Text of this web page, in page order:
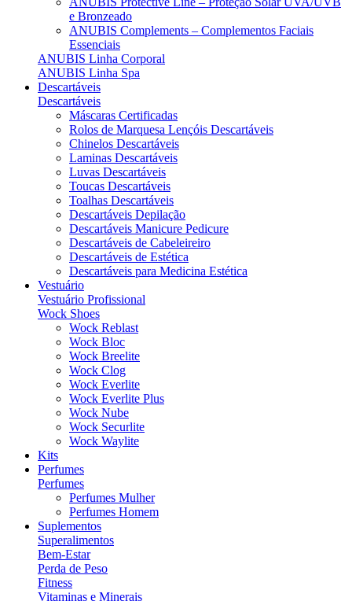
e Bronzeado
ANUBIS Complements – Complementos Faciais
Essenciais
ANUBIS Linha Corporal
ANUBIS Linha Spa
Descartáveis
Descartáveis
Máscaras Certificadas
Rolos de Marquesa Lençóis Descartáveis
Chinelos Descartáveis
Laminas Descartáveis
Luvas Descartáveis
Toucas Descartáveis
Toalhas Descartáveis
Descartáveis Depilação
Descartáveis Manicure Pedicure
Descartáveis de Cabeleireiro
Descartáveis de Estética
Descartáveis para Medicina Estética
Vestuário
Vestuário Profissional
Wock Shoes
Wock Reblast
Wock Bloc
Wock Breelite
Wock Clog
Wock Everlite
Wock Everlite Plus
Wock Nube
Wock Securlite
Wock Waylite
Kits
Perfumes
Perfumes
Perfumes Mulher
Perfumes Homem
Suplementos
Superalimentos
Bem-Estar
Perda de Peso
Fitness
Vitaminas e Minerais